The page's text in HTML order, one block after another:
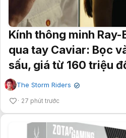
Kính thông minh Ray-
qua tay Caviar: Bọc
sấu, giá từ 160 triệu
The Storm Riders ✔
27 phút trước